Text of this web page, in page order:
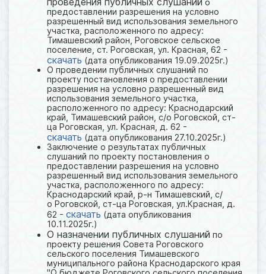
о
предоставлении разрешения на условно
разрешенный вид использования земельного
участка, расположенного по адресу:
Тимашевский район, Роговское сельское
поселение, ст. Роговская, ул. Красная, 62 -
скачать (дата опубликования 19.09.2025г.)
О проведении публичных слушаний по
проекту постановления о предоставлении
разрешения на условно разрешенный вид
использования земельного участка,
расположенного по адресу: Краснодарский
край, Тимашевский район, с/о Роговской, ст-
ца Роговская, ул. Красная, д. 62 -
скачать (дата опубликования 27.10.2025г.)
Заключение о результатах публичных
слушаний по проекту постановления о
предоставлении разрешения на условно
разрешенный вид использования земельного
участка, расположенного по адресу:
Краснодарский край, р-н Тимашевский, с/
о Роговской, ст-ца Роговская, ул.Красная, д.
62 - скачать (дата опубликования
10.11.2025г.)
О назначении публичных слушаний по
проекту решения Совета Роговского
сельского поселения Тимашевского
муниципального района Краснодарского края